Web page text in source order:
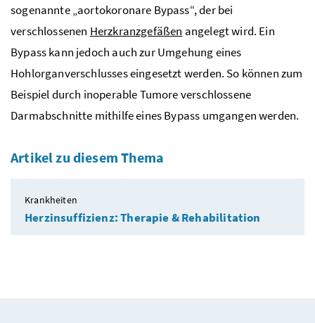
sogenannte „aortokoronare Bypass“, der bei
verschlossenen Herzkranzgefäßen angelegt wird. Ein
Bypasskann jedoch auch zur Umgehung eines
Hohlorganverschlusses eingesetzt werden. So können zum
Beispiel durch inoperable Tumore verschlossene
Darmabschnitte mithilfe einesBypass umgangen werden.
Artikel zu diesem Thema
Krankheiten
Herzinsuffizienz: Therapie & Rehabilitation